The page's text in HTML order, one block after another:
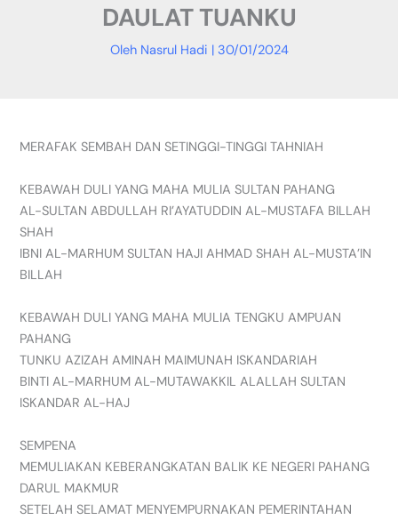
DAULAT TUANKU
Oleh Nasrul Hadi | 30/01/2024
MERAFAK SEMBAH DAN SETINGGI-TINGGI TAHNIAH
KEBAWAH DULI YANG MAHA MULIA SULTAN PAHANG
AL-SULTAN ABDULLAH RI’AYATUDDIN AL-MUSTAFA BILLAH
SHAH
IBNIAL-MARHUM SULTAN HAJI AHMAD SHAH AL-MUSTA’IN
BILLAH
KEBAWAH DULI YANG MAHA MULIA TENGKU AMPUAN
PAHANG
TUNKU AZIZAH AMINAH MAIMUNAH ISKANDARIAH
BINTI AL-MARHUM AL-MUTAWAKKIL ALALLAH SULTAN
ISKANDAR AL-HAJ
SEMPENA
MEMULIAKAN KEBERANGKATAN BALIK KE NEGERI PAHANG
DARUL MAKMUR
SETELAH SELAMAT MENYEMPURNAKAN PEMERINTAHAN